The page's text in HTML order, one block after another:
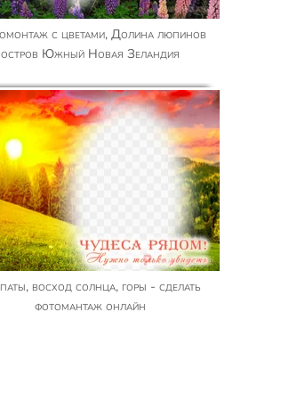
остров Южный Новая Зеландия
фотомантаж онлайн